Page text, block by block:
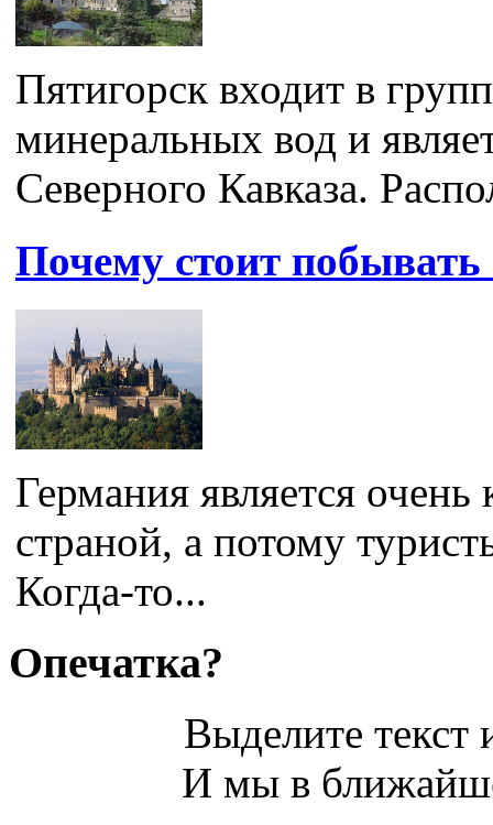
Пятигорск входит в
минеральных вод и
Северного Кавказа.
Почему стоит
Германия является
страной, а потому
Когда-то...
Опечатка?
Выделите
И мы в